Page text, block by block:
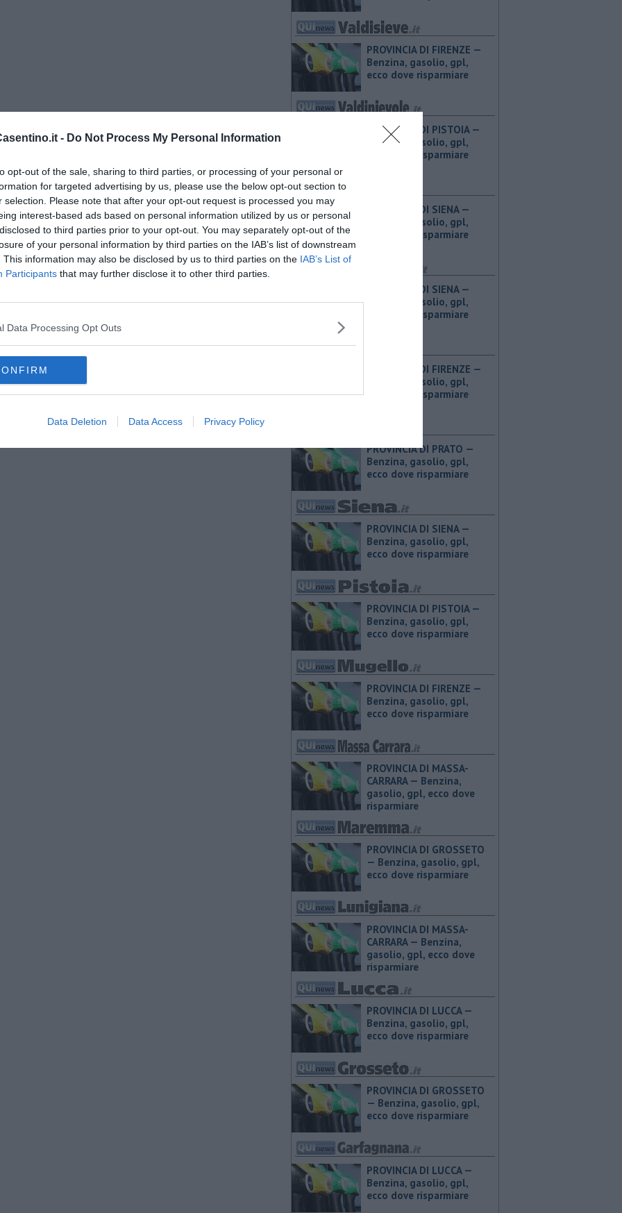
- Do Not Process My Personal Information
opt-out of the sale, sharing to third parties, or processing of your personal or
for targeted advertising by us, please use the below opt-out section to
selection. Please note that after your opt-out request is processed you may
interest-based ads based on personal information utilized by us or personal
to third parties prior to your opt-out. You may separately opt-out of the
of your personal information by third parties on the IAB’s list of downstream
This information may also be disclosed by us to third parties on the IAB’s List of
Participants that may further disclose it to other third parties.
Data Processing Opt Outs
Data Deletion Data Access Privacy Policy
PROVINCIA DI FIRENZE — ​
Benzina, gasolio, gpl,
ecco dove risparmiare
PROVINCIA DI PISTOIA — ​
Benzina, gasolio, gpl,
ecco dove risparmiare
PROVINCIA DI SIENA — ​
Benzina, gasolio, gpl,
ecco dove risparmiare
PROVINCIA DI SIENA — ​
Benzina, gasolio, gpl,
ecco dove risparmiare
PROVINCIA DI FIRENZE — ​
Benzina, gasolio, gpl,
ecco dove risparmiare
PROVINCIA DI PRATO — ​
Benzina, gasolio, gpl,
ecco dove risparmiare
PROVINCIA DI SIENA — ​
Benzina, gasolio, gpl,
ecco dove risparmiare
PROVINCIA DI PISTOIA — ​
Benzina, gasolio, gpl,
ecco dove risparmiare
PROVINCIA DI FIRENZE — ​
Benzina, gasolio, gpl,
ecco dove risparmiare
PROVINCIA DI MASSA-
CARRARA — ​Benzina,
gasolio, gpl, ecco dove
risparmiare
PROVINCIA DI GROSSETO
— ​Benzina, gasolio, gpl,
ecco dove risparmiare
PROVINCIA DI MASSA-
CARRARA — ​Benzina,
gasolio, gpl, ecco dove
risparmiare
PROVINCIA DI LUCCA — ​
Benzina, gasolio, gpl,
ecco dove risparmiare
PROVINCIA DI GROSSETO
— ​Benzina, gasolio, gpl,
ecco dove risparmiare
PROVINCIA DI LUCCA — ​
Benzina, gasolio, gpl,
ecco dove risparmiare